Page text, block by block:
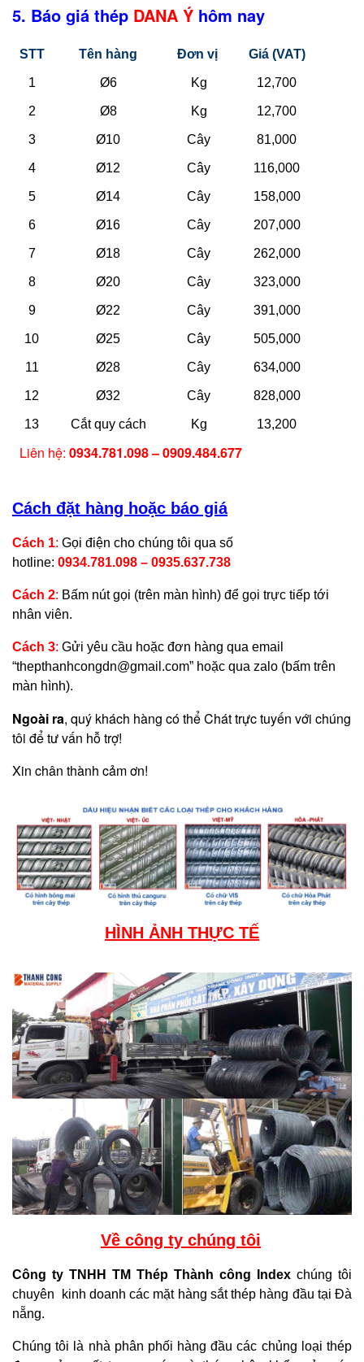
5. Báo giá thép DANA Ý hôm nay
STT Tên hàng Đơn vị Giá (VAT)
1 Ø6 Kg 12,700
2 Ø8 Kg 12,700
3 Ø10 Cây 81,000
4 Ø12 Cây 116,000
5 Ø14 Cây 158,000
6 Ø16 Cây 207,000
7 Ø18 Cây 262,000
8 Ø20 Cây 323,000
9 Ø22 Cây 391,000
10 Ø25 Cây 505,000
11 Ø28 Cây 634,000
12 Ø32 Cây 828,000
13 Cắt quy cách Kg 13,200
Liên hệ: 0934.781.098 – 0909.484.677
Cách đặt hàng hoặc báo giá
Cách 1: Gọi điện cho chúng tôi qua số
hotline: 0934.781.098 – 0935.637.738
Cách 2: Bấm nút gọi (trên màn hình) để gọi trực tiếp tới
nhân viên.
Cách 3: Gửi yêu cầu hoặc đơn hàng qua email
“thepthanhcongdn@gmail.com” hoặc qua zalo (bấm trên
màn hình).
Ngoài ra, quý khách hàng có thể Chát trực tuyến với chúng
tôi để tư vấn hỗ trợ!
Xin chân thành cảm ơn!
HÌNH ẢNH THỰC TẾ
Về công ty chúng tôi
Công ty TNHH TM Thép Thành công Index chúng tôi
chuyên kinh doanh các mặt hàng sắt thép hàng đầu tại Đà
nẵng.
Chúng tôi là nhà phân phối hàng đầu các chủng loại thép